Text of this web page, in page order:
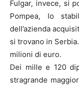
Fulgar, invece, si
Pompea, lo
dell’azienda
si trovano in
milioni di euro.
Dei mille e 120
stragrande